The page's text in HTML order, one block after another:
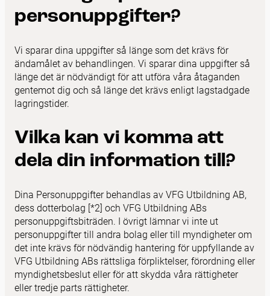
personuppgifter?
Vi sparar dina uppgifter så länge som det krävs för
ändamålet av behandlingen. Vi sparar dina uppgifter så
länge det är nödvändigt för att utföra våra åtaganden
gentemot dig och så länge det krävs enligt lagstadgade
lagringstider.
Vilka kan vi komma att
dela din information till?
Dina Personuppgifter behandlas av VFG Utbildning AB,
dess dotterbolag [*2] och VFG Utbildning ABs
personuppgiftsbiträden. I övrigt lämnar vi inte ut
personuppgifter till andra bolag eller till myndigheter om
det inte krävs för nödvändig hantering för uppfyllande av
VFG Utbildning ABs rättsliga förpliktelser, förordning eller
myndighetsbeslut eller för att skydda våra rättigheter
eller tredje parts rättigheter.